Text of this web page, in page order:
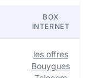
BOX
INTERNET
les offres
Bouygues